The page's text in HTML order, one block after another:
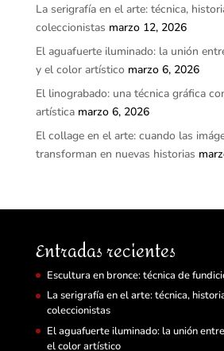
La serigrafía en el arte: técnica,
coleccionistas marzo 12, 2026
El aguafuerte iluminado: la unión
y el color artístico marzo 6, 2026
El linograbado: una técnica gráfica
artística marzo 6, 2026
El collage en el arte: cuando las
transforman en nuevas historias
Entradas recientes
Escultura en bronce: técnica de
La serigrafía en el arte: técnica,
coleccionistas
El aguafuerte iluminado: la unión
el color artístico